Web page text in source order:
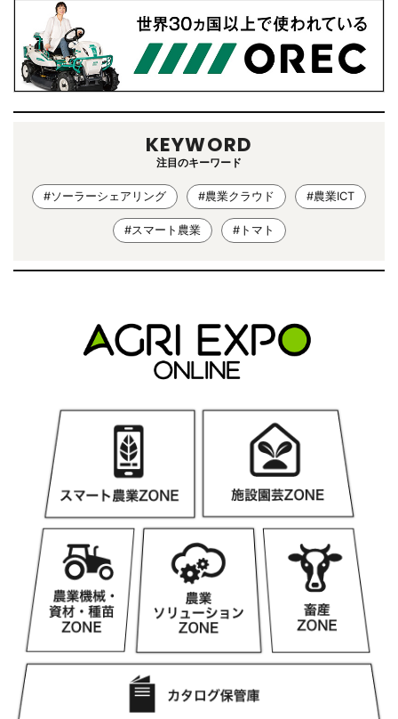
KEYWORD
注目のキーワード
#ソーラーシェアリング #農業クラウド #農業ICT
#スマート農業 #トマト